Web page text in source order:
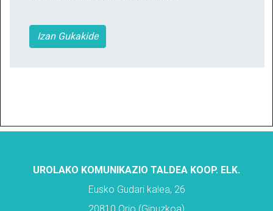
Izan Gukakide
UROLAKO KOMUNIKAZIO TALDEA KOOP. ELK.
Eusko Gudari kalea, 26